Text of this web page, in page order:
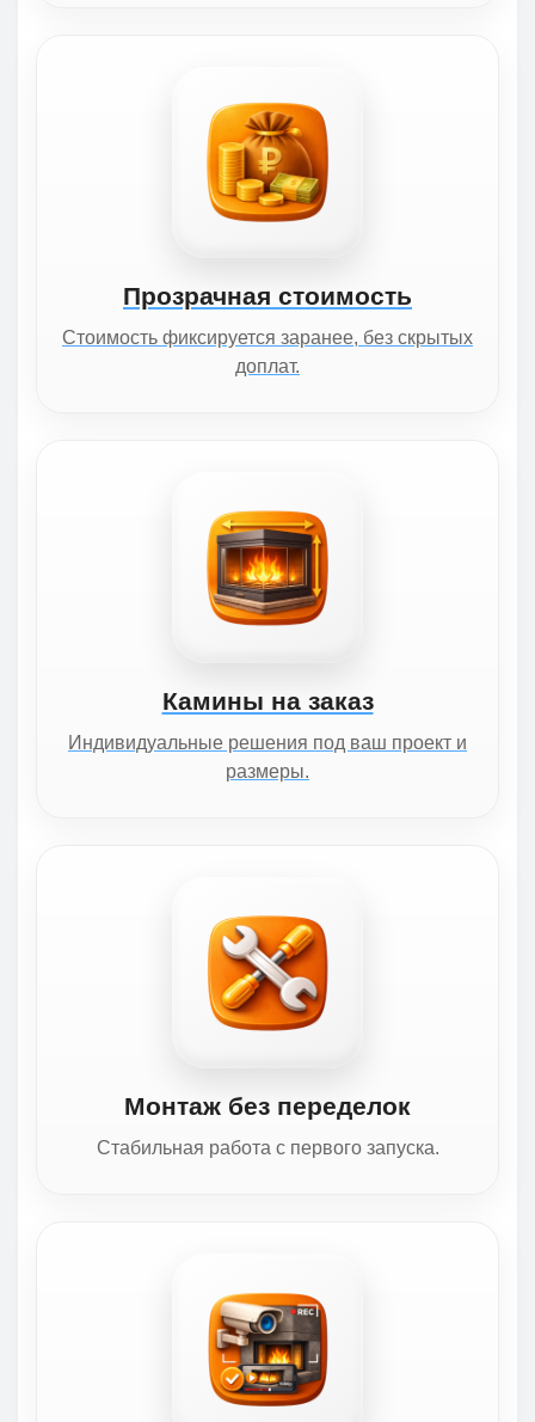
Прозрачная стоимость
Стоимость фиксируется заранее, без скрытых
доплат.
Камины на заказ
Индивидуальные решения под ваш проект и
размеры.
Монтаж без переделок
Стабильная работа с первого запуска.